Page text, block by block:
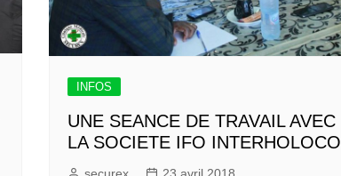
INFOS
UNE SEANCE DE TRAVAIL AVEC
LA SOCIETE IFO INTERHOLOCO